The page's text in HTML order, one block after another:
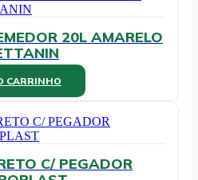
20L AMARELO
CARRINHO
C/ PEGADOR